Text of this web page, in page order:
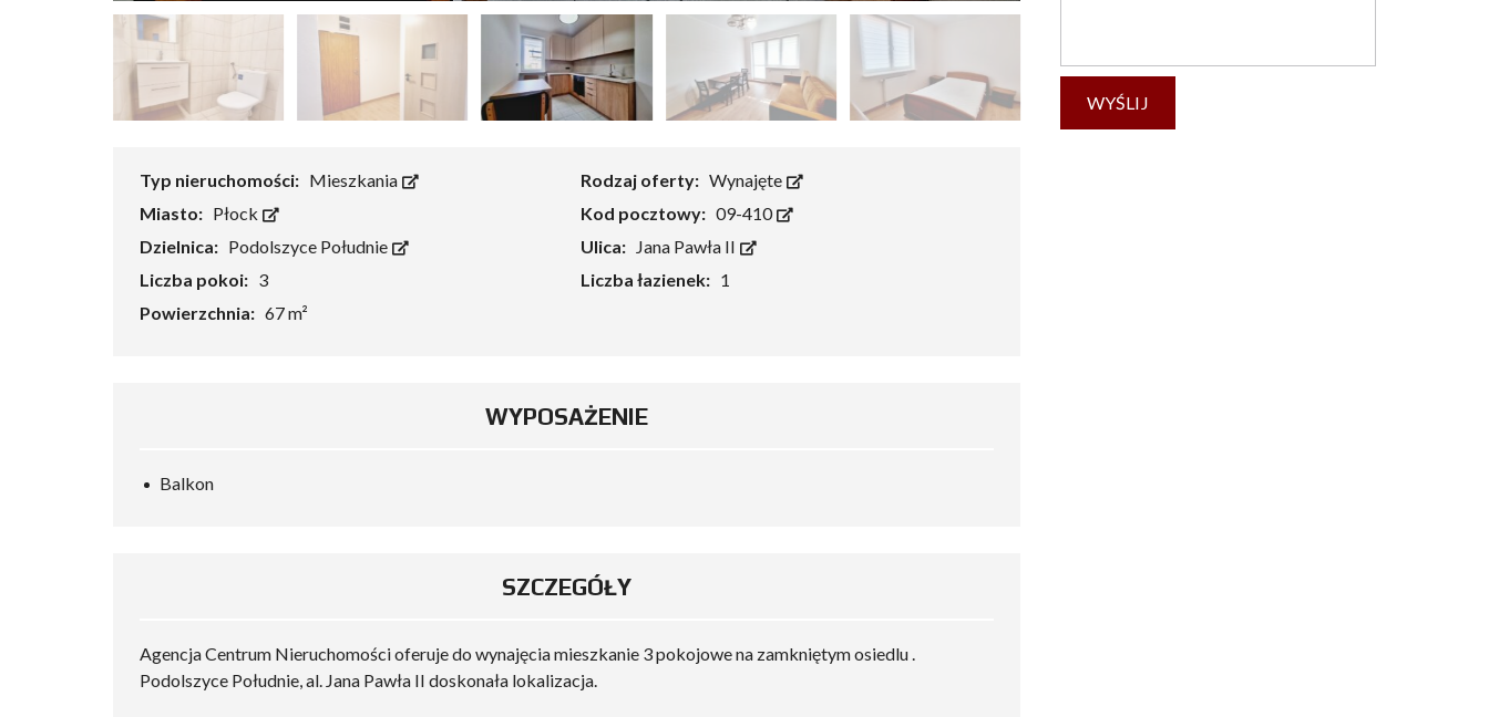
Typ nieruchomości: Mieszkania Rodzaj oferty: Wynajęte
Miasto: Płock Kod pocztowy: 09-410
Dzielnica: Podolszyce Południe Ulica: Jana Pawła II
Liczba pokoi: 3 Liczba łazienek: 1
Powierzchnia: 67 m²
WYPOSAŻENIE
Balkon
SZCZEGÓŁY
Agencja Centrum Nieruchomości oferuje do wynajęcia mieszkanie 3 pokojowe na zamkniętym osiedlu .
Podolszyce Południe, al. Jana Pawła II doskonała lokalizacja.